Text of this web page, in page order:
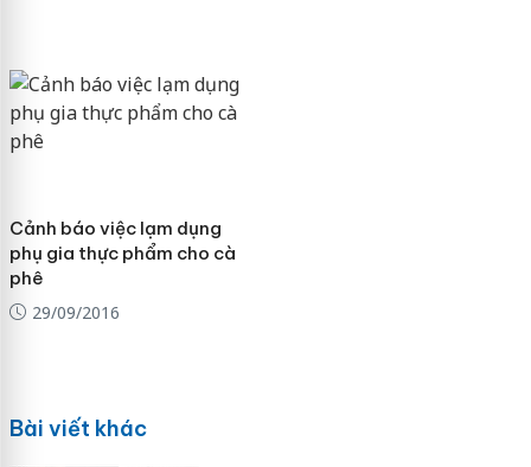
Cảnh báo việc lạm dụng
phụ gia thực phẩm cho cà
phê
29/09/2016
Bài viết khác